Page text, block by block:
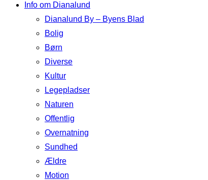
Info om Dianalund
Dianalund By – Byens Blad
Bolig
Børn
Diverse
Kultur
Legepladser
Naturen
Offentlig
Overnatning
Sundhed
Ældre
Motion